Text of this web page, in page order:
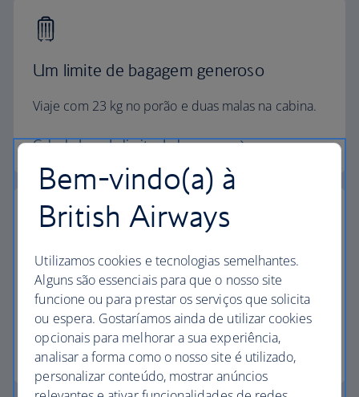
Um limite de bagagem generoso
Viaje com 23 kg no porão e duas malas na cabina.
Calculadora de limite de bagagem
Os mais elevados padrões
Escolha a British Airways para desfrutar de mais do
que apenas um voo.
Descubra a experiência
Bem-vindo(a) à
British Airways
Utilizamos cookies e tecnologias semelhantes.
Alguns são essenciais para que o nosso site
funcione ou para prestar os serviços que solicita
ou espera. Gostaríamos ainda de utilizar cookies
opcionais para melhorar a sua experiência,
analisar a forma como o nosso site é utilizado,
personalizar conteúdo, mostrar anúncios